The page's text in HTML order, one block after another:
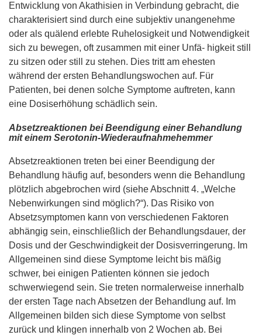
Entwicklung von Akathisien in Verbindung gebracht, die
charakterisiert sind durch eine subjektiv unangenehme
oder als quälend erlebte Ruhelosigkeit und Notwendigkeit
sich zu bewegen, oft zusammen mit einer Unfä- higkeit still
zu sitzen oder still zu stehen. Dies tritt am ehesten
während der ersten Behandlungswochen auf. Für
Patienten, bei denen solche Symptome auftreten, kann
eine Dosiserhöhung schädlich sein.
Absetzreaktionen bei Beendigung einer Behandlung
mit einem Serotonin-Wiederaufnahmehemmer
Absetzreaktionen treten bei einer Beendigung der
Behandlung häufig auf, besonders wenn die Behandlung
plötzlich abgebrochen wird (siehe Abschnitt 4. „Welche
Nebenwirkungen sind möglich?“). Das Risiko von
Absetzsymptomen kann von verschiedenen Faktoren
abhängig sein, einschließlich der Behandlungsdauer, der
Dosis und der Geschwindigkeit der Dosisverringerung. Im
Allgemeinen sind diese Symptome leicht bis mäßig
schwer, bei einigen Patienten können sie jedoch
schwerwiegend sein. Sie treten normalerweise innerhalb
der ersten Tage nach Absetzen der Behandlung auf. Im
Allgemeinen bilden sich diese Symptome von selbst
zurück und klingen innerhalb von 2 Wochen ab. Bei